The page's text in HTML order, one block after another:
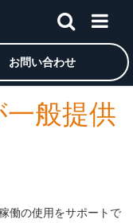
ページに戻るには、こ
お問い合わせ
一般提供
働の使用をサポートで